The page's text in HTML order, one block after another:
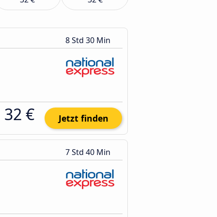
8 Std 30 Min
32 € Jetzt finden
7 Std 40 Min